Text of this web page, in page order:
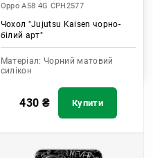
Oppo A58 4G CPH2577
Чохол "Jujutsu Kaisen чорно-
білий арт"
Матеріал: Чорний матовий
силікон
430 ₴ Купити